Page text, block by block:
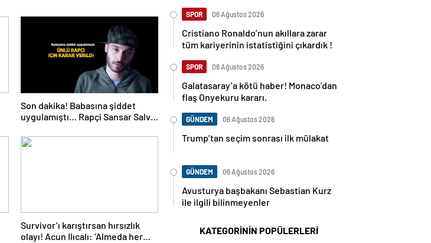
Son dakika! Babasına şiddet
uygulamıştı… Rapçi Sansar Salvo
Survivor’ı karıştırsan hırsızlık
olayı! Acun Ilıcalı: ‘Almeda her
SPOR 06 Ağustos 2026
Cristiano Ronaldo’nun akıllara zarar
tüm kariyerinin istatistiğini çıkardık !
SPOR 06 Ağustos 2026
Galatasaray’a kötü haber! Monaco’dan
flaş Onyekuru kararı.
GÜNDEM 06 Ağustos 2026
Trump’tan seçim sonrası ilk mülakat
GÜNDEM 06 Ağustos 2026
Avusturya başbakanı Sebastian Kurz
ile ilgili bilinmeyenler
KATEGORİNİN POPÜLERLERİ